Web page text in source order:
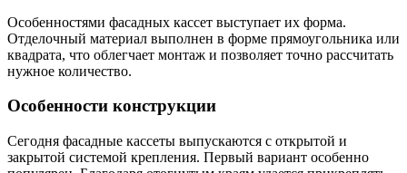
Особенностями фасадных кассет выступает их форма.
Отделочный материал выполнен в форме прямоугольника или
квадрата, что облегчает монтаж и позволяет точно рассчитать
нужное количество.
Особенности конструкции
Сегодня фасадные кассеты выпускаются с открытой и
закрытой системой крепления. Первый вариант особенно